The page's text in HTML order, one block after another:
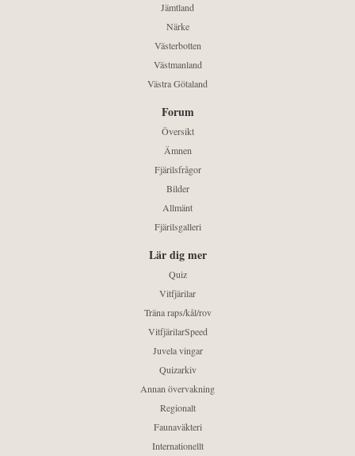
Jämtland
Närke
Västerbotten
Västmanland
Västra Götaland
Forum
Översikt
Ämnen
Fjärilsfrågor
Bilder
Allmänt
Fjärilsgalleri
Lär dig mer
Quiz
Vitfjärilar
Träna raps/kål/rov
VitfjärilarSpeed
Juvela vingar
Quizarkiv
Annan övervakning
Regionalt
Faunaväkteri
Internationellt